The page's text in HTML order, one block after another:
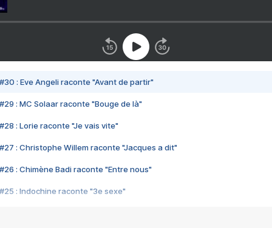
#30 : Eve Angeli raconte "Avant de partir"
#29 : MC Solaar raconte "Bouge de là"
#28 : Lorie raconte "Je vais vite"
#27 : Christophe Willem raconte "Jacques a dit"
#26 : Chimène Badi raconte "Entre nous"
#25 : Indochine raconte "3e sexe"